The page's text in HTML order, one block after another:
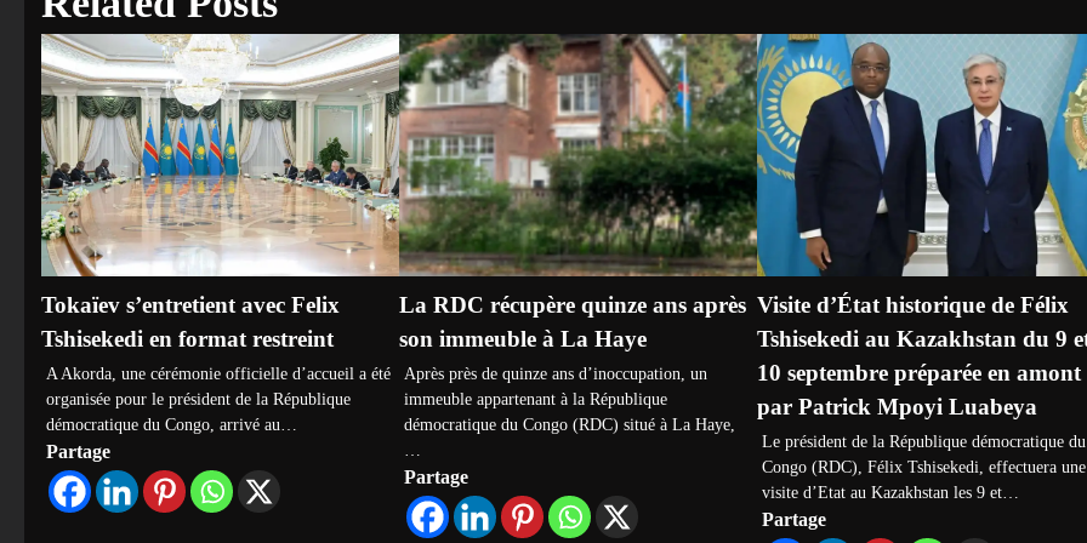
Tokaïev s’entretient avec Felix
Tshisekedi en format restreint
A Akorda, une cérémonie officielle d’accueil a été
organisée pour le président de la République
démocratique du Congo, arrivé au…
Partage
La RDC récupère quinze ans après
son immeuble à La Haye
Après près de quinze ans d’inoccupation, un
immeuble appartenant à la République
démocratique du Congo (RDC) situé à La Haye,
Partage
Visite d’État historique de Félix
Tshisekedi au Kazakhstan du 9
10 septembre préparée en amont
par Patrick Mpoyi Luabeya
Le président de la République démocratique du
Congo (RDC), Félix Tshisekedi, effectuera une
visite d’Etat au Kazakhstan les 9 et…
Partage